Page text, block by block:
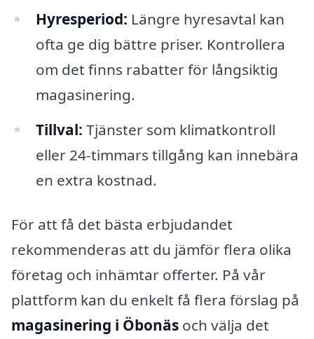
Hyresperiod: Längre hyresavtal kan
ofta ge dig bättre priser. Kontrollera
om det finns rabatter för långsiktig
magasinering.
Tillval: Tjänster som klimatkontroll
eller 24-timmars tillgång kan innebära
en extra kostnad.
För att få det bästa erbjudandet
rekommenderas att du jämför flera olika
företag och inhämtar offerter. På vår
plattform kan du enkelt få flera förslag på
magasinering i Öbonäs och välja det